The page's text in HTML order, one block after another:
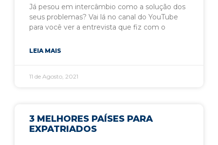
Já pesou em intercâmbio como a solução dos
seus problemas? Vai lá no canal do YouTube
para você ver a entrevista que fiz com o
LEIA MAIS
11 de Agosto, 2021
3 MELHORES PAÍSES PARA
EXPATRIADOS